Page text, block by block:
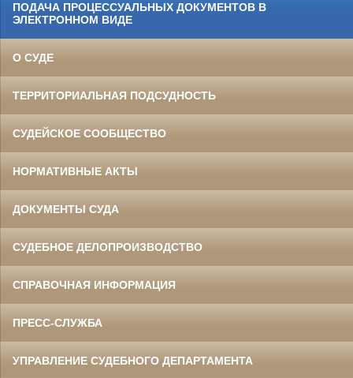
ПОДАЧА ПРОЦЕССУАЛЬНЫХ ДОКУМЕНТОВ В
ЭЛЕКТРОННОМ ВИДЕ
О СУДЕ
ТЕРРИТОРИАЛЬНАЯ ПОДСУДНОСТЬ
СУДЕЙСКОЕ СООБЩЕСТВО
НОРМАТИВНЫЕ АКТЫ
ДОКУМЕНТЫ СУДА
СУДЕБНОЕ ДЕЛОПРОИЗВОДСТВО
СПРАВОЧНАЯ ИНФОРМАЦИЯ
ПРЕСС-СЛУЖБА
УПРАВЛЕНИЕ СУДЕБНОГО ДЕПАРТАМЕНТА